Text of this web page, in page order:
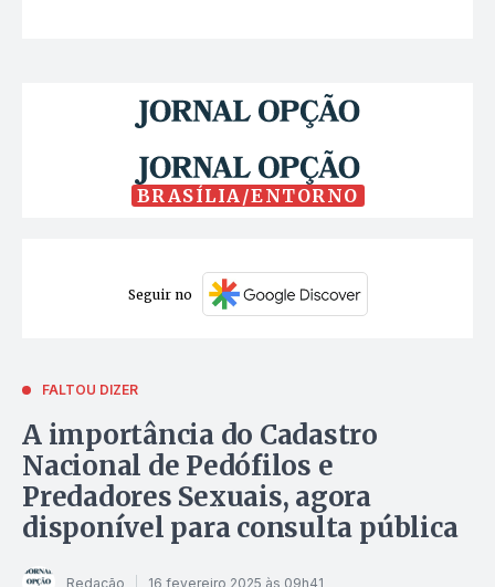
BRASÍLIA/ENTORNO
Seguir no
FALTOU DIZER
A importância do Cadastro
Nacional de Pedófilos e
Predadores Sexuais, agora
disponível para consulta pública
Redação 16 fevereiro 2025 às 09h41